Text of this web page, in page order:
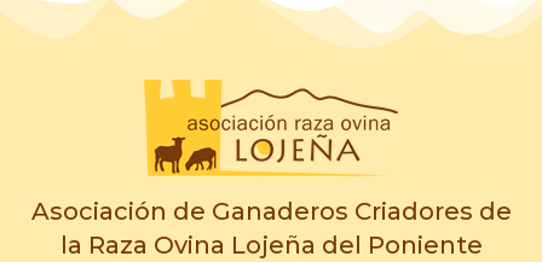
Asociación de Ganaderos Criadores de
la Raza Ovina Lojeña del Poniente